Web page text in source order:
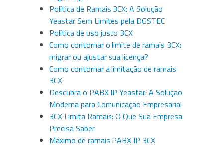
Política de Ramais 3CX: A Solução
Yeastar Sem Limites pela DGSTEC
Política de uso justo 3CX
Como contornar o limite de ramais 3CX:
migrar ou ajustar sua licença?
Como contornar a limitação de ramais
3CX
Descubra o PABX IP Yeastar: A Solução
Moderna para Comunicação Empresarial
3CX Limita Ramais: O Que Sua Empresa
Precisa Saber
Máximo de ramais PABX IP 3CX